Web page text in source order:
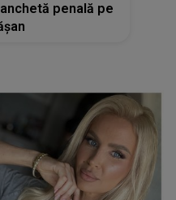
penală pe